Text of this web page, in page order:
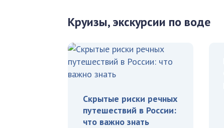
Круизы, экскурсии по воде
Скрытые риски речных
путешествий в России:
что важно знать